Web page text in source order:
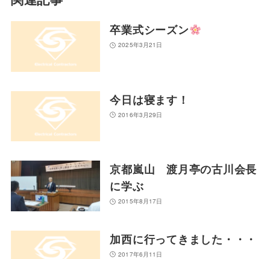
卒業式シーズン
2025年3月21日
今日は寝ます！
2016年3月29日
京都嵐山 渡月亭の古川会長
に学ぶ
2015年8月17日
加西に行ってきました・・・
2017年6月11日